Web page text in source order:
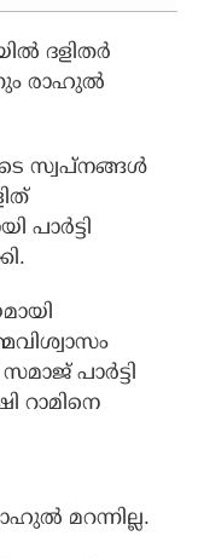
ദളിതർ
രാഹുൽ
സ്വപ്നങ്ങൾ
പാർട്ടി
റാമിനെ
മറന്നില്ല.